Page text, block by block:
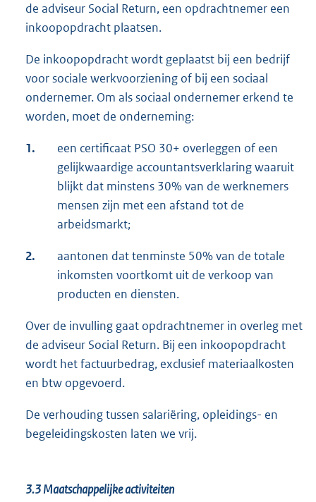
de adviseur Social Return, een opdrachtnemer een
inkoopopdracht plaatsen.
De inkoopopdracht wordt geplaatst bij een bedrijf
voor sociale werkvoorziening of bij een sociaal
ondernemer. Om als sociaal ondernemer erkend te
worden, moet de onderneming:
1.
een certificaat PSO 30+ overleggen of een
gelijkwaardige accountantsverklaring waaruit
blijkt dat minstens 30% van de werknemers
mensen zijn met een afstand tot de
arbeidsmarkt;
2.
aantonen dat tenminste 50% van de totale
inkomsten voortkomt uit de verkoop van
producten en diensten.
Over de invulling gaat opdrachtnemer in overleg met
de adviseur Social Return. Bij een inkoopopdracht
wordt het factuurbedrag, exclusief materiaalkosten
en btw opgevoerd.
De verhouding tussen salariëring, opleidings- en
begeleidingskosten laten we vrij.
3.3Maatschappelijke activiteiten